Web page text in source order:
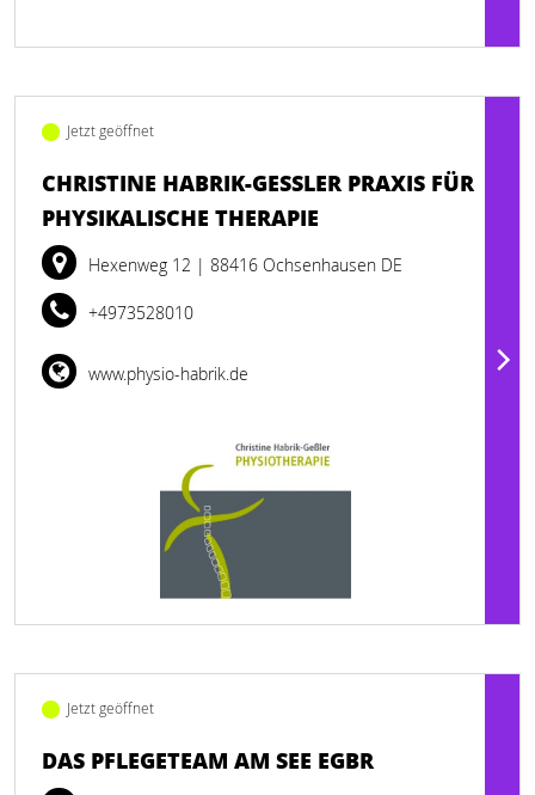
Jetzt geöffnet
CHRISTINE HABRIK-GESSLER PRAXIS FÜR P
HYSIKALISCHE THERAPIE
Hexenweg 12 | 88416 Ochsenhausen DE
+4973528010
www.physio-habrik.de
Jetzt geöffnet
DAS PFLEGETEAM AM SEE EGBR